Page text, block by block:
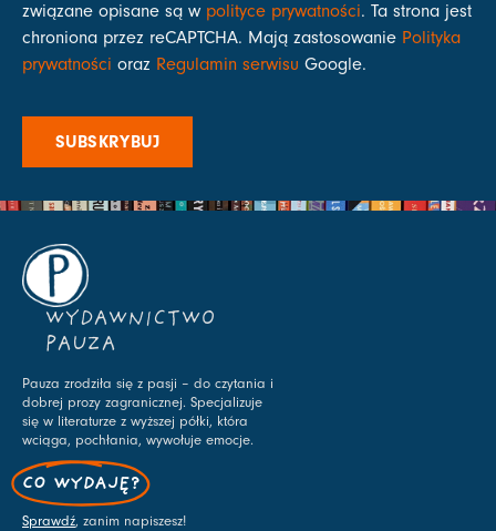
związane opisane są w polityce prywatności. Ta strona jest
chroniona przez reCAPTCHA. Mają zastosowanie Polityka
prywatności oraz Regulamin serwisu Google.
SUBSKRYBUJ
WYDAWNICTWO
PAUZA
Pauza zrodziła się z pasji – do czytania i
dobrej prozy zagranicznej. Specjalizuje
się w literaturze z wyższej półki, która
wciąga, pochłania, wywołuje emocje.
CO WYDAJĘ?
Sprawdź, zanim napiszesz!